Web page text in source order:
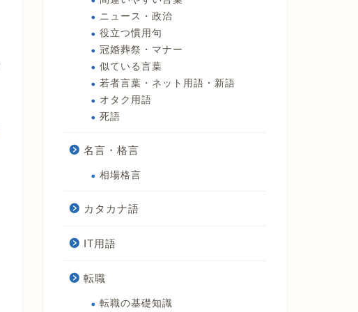
ニュース・政治
役立つ慣用句
冠婚葬祭・マナー
似ている言葉
若者言葉・ネット用語・新語
オタク用語
死語
名言・格言
相場格言
カタカナ語
IT用語
転職
転職の基礎知識